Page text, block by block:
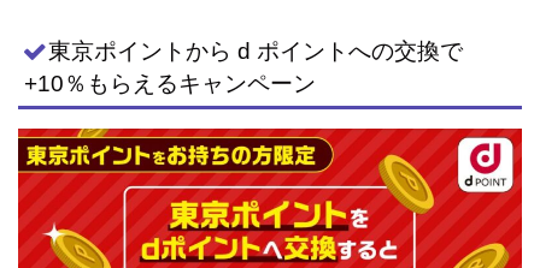
東京ポイントから d ポイントへの交換で
+10％もらえるキャンペーン